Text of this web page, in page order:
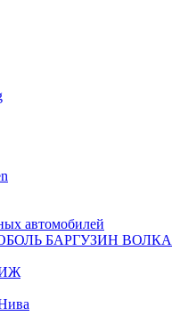
автомобилей
БАРГУЗИН ВОЛКА
ИЖ